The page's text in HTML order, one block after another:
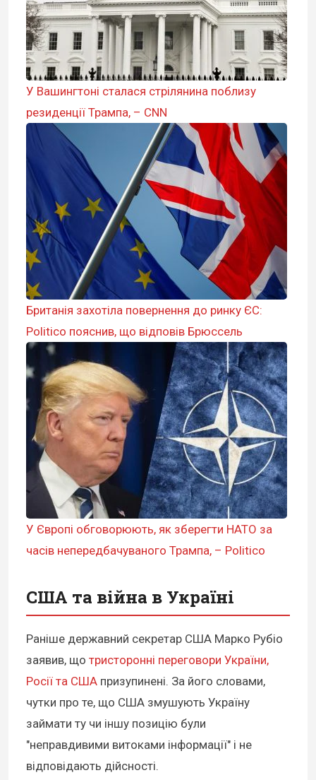
У Вашингтоні сталася стрілянина поблизу
резиденції Трампа, – CNN
Британія захотіла повернення до ринку ЄС:
Politico пояснив, що відповів Брюссель
У Європі обговорюють, як зберегти НАТО за
часів непередбачуваного Трампа, – Politico
США та війна в Україні
Раніше державний секретар США Марко Рубіо
заявив, що тристоронні переговори України,
Росії та США призупинені. За його словами,
чутки про те, що США змушують Україну
займати ту чи іншу позицію були
"неправдивими витоками інформації" і не
відповідають дійсності.